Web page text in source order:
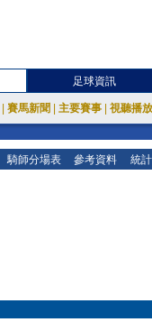
足球資訊
賽馬新聞 主要賽事 視聽播
騎師分場表 參考資料 統